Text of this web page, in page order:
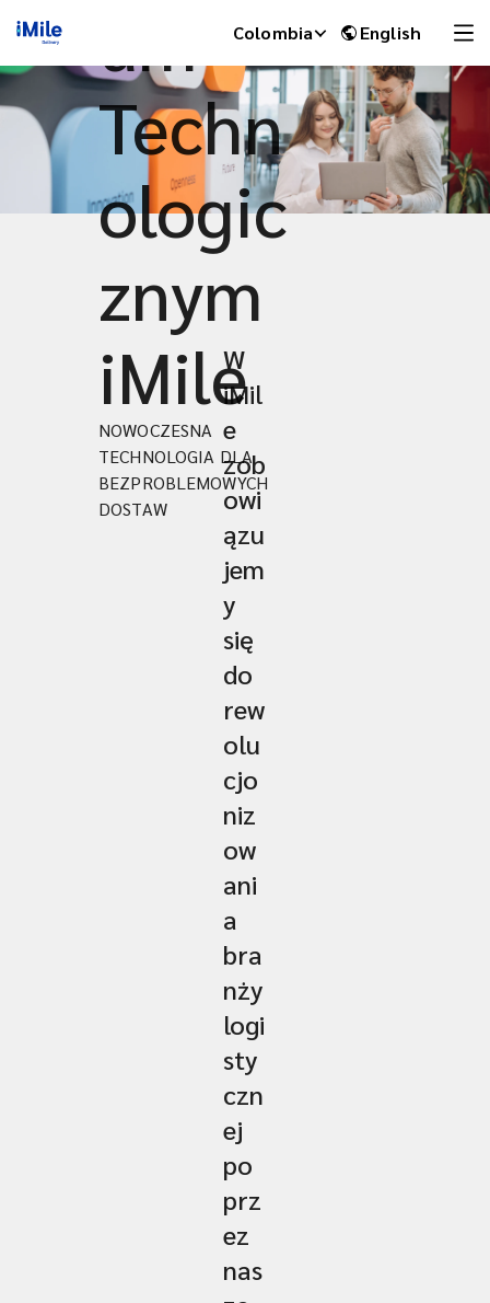
Colombia English
um
Techn
ologic
znym
iMile
NOWOCZESNA
TECHNOLOGIA DLA
BEZPROBLEMOWYCH
DOSTAW
W
iMil
e
zob
owi
ązu
jem
y
się
do
rew
olu
cjo
niz
ow
ani
a
bra
nży
logi
sty
czn
ej
po
prz
ez
nas
iMile Chat